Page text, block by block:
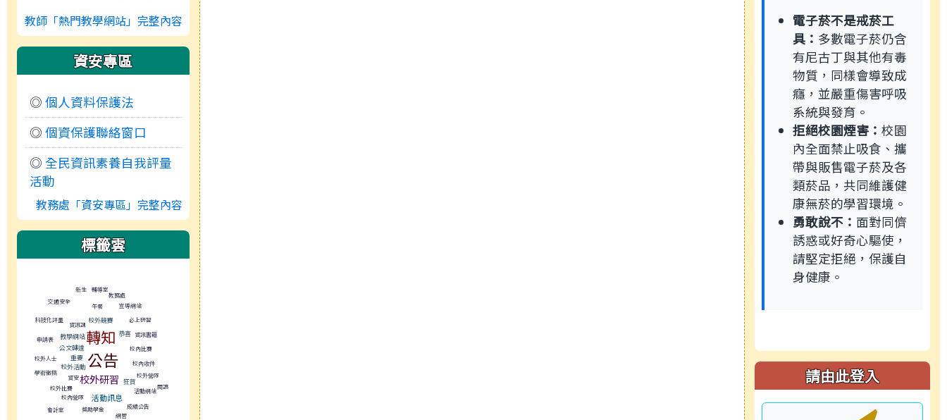
教師「熱門教學網站」完整內容
資安專區
◎ 個人資料保護法
◎ 個資保護聯絡窗口
◎ 全民資訊素養自我評量
活動
教務處「資安專區」完整內容
標籤雲
交通安全
新生 輔導室
教務處
科技化評量
轉知
校外競賽
午餐 宣導網站
申請表 教學網站
資訊課
恭喜
必上研習
公文轉達 校內比賽
資訊書籍
校外人士
校外活動
重要 公告
學術徵稿
校外比賽
校外研習
校內收件
資安
狂賀
校外營隊
校內營隊
活動網站
閱讀
獎助學金
活動訊息
會計室
網管
成績公告
電子菸不是戒菸工
具： 多數電子菸仍含
有尼古丁與其他有毒
物質，同樣會導致成
癮，並嚴重傷害呼吸
系統與發育。
拒絕校園煙害： 校園
內全面禁止吸食、攜
帶與販售電子菸及各
類菸品，共同維護健
康無菸的學習環境。
勇敢說不： 面對同儕
誘惑或好奇心驅使，
請堅定拒絕，保護自
身健康。
請由此登入